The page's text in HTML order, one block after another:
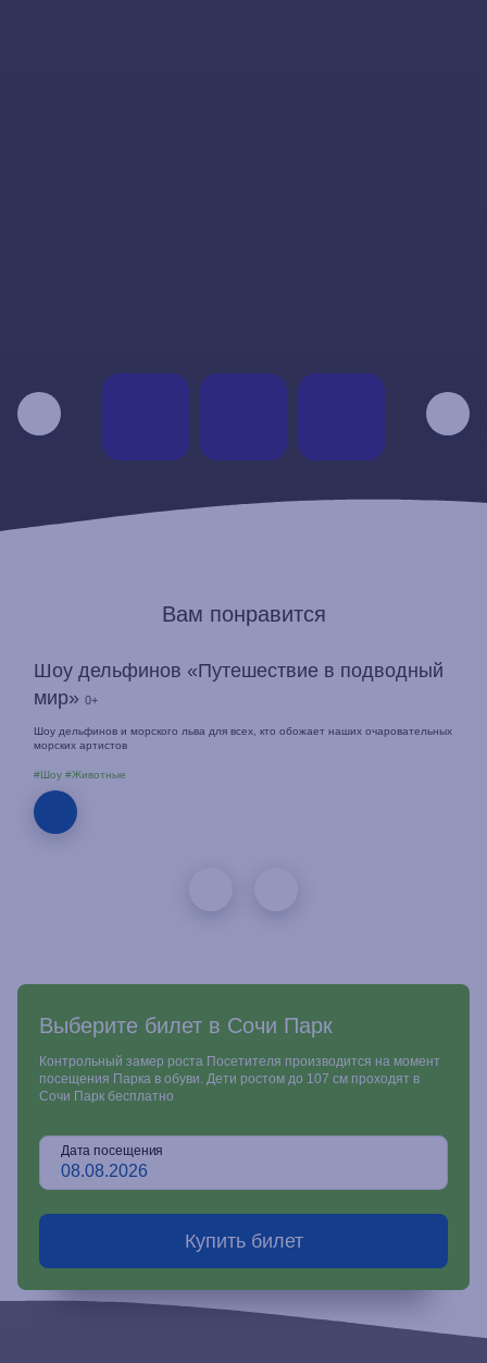
Вам понравится
Шоу дельфинов «Путешествие в подводный
мир» 0+
Шоу дельфинов и морского льва для всех, кто обожает наших очаровательных
морских артистов
#Шоу #Животные
Выберите билет в Сочи Парк
Контрольный замер роста Посетителя производится на момент
посещения Парка в обуви. Дети ростом до 107 см проходят в
Сочи Парк бесплатно
Дата посещения